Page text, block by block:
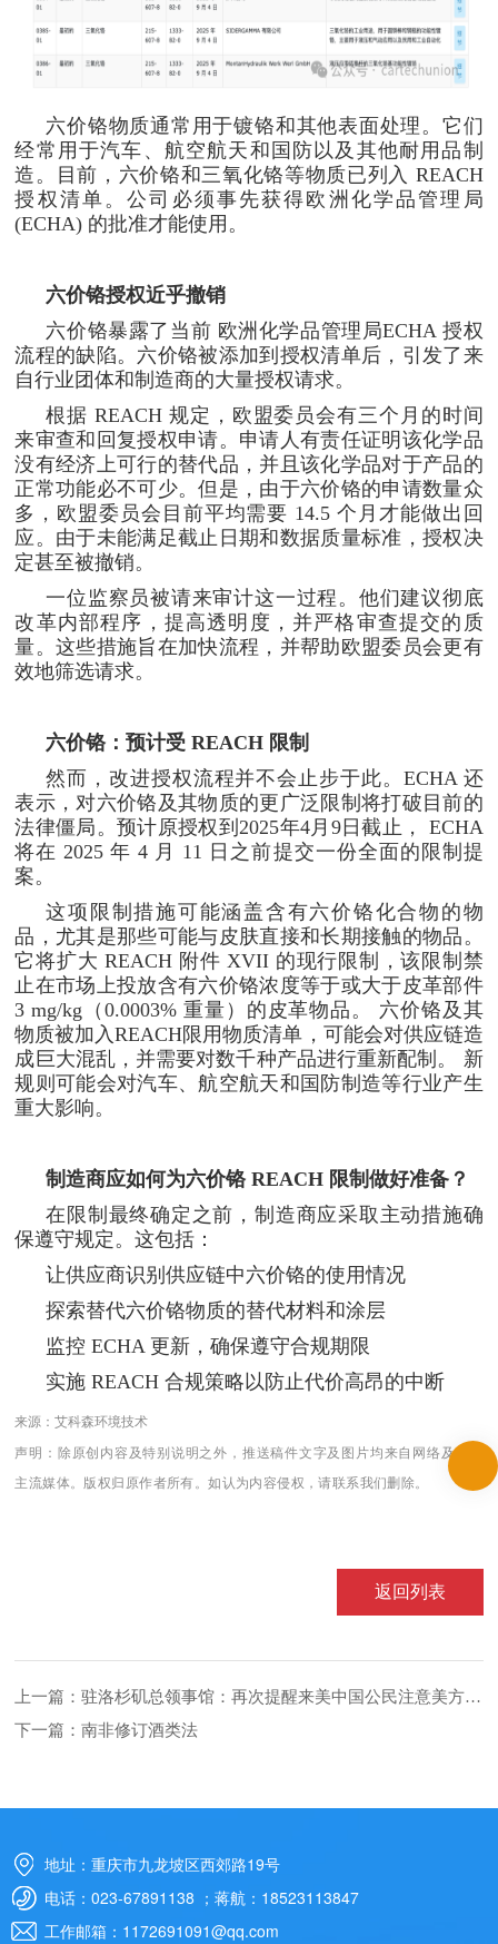
六价铬物质通常用于镀铬和其他表面处理。它们
经常用于汽车、航空航天和国防以及其他耐用品制
造。目前，六价铬和三氧化铬等物质已列入 REACH
授权清单。公司必须事先获得欧洲化学品管理局
(ECHA) 的批准才能使用。
六价铬授权近乎撤销
六价铬暴露了当前 欧洲化学品管理局ECHA 授权
流程的缺陷。六价铬被添加到授权清单后，引发了来
自行业团体和制造商的大量授权请求。
根据 REACH 规定，欧盟委员会有三个月的时间
来审查和回复授权申请。申请人有责任证明该化学品
没有经济上可行的替代品，并且该化学品对于产品的
正常功能必不可少。但是，由于六价铬的申请数量众
多，欧盟委员会目前平均需要 14.5 个月才能做出回
应。由于未能满足截止日期和数据质量标准，授权决
定甚至被撤销。
一位监察员被请来审计这一过程。他们建议彻底
改革内部程序，提高透明度，并严格审查提交的质
量。这些措施旨在加快流程，并帮助欧盟委员会更有
效地筛选请求。
六价铬：预计受 REACH 限制
然而，改进授权流程并不会止步于此。ECHA 还
表示，对六价铬及其物质的更广泛限制将打破目前的
法律僵局。预计原授权到2025年4月9日截止， ECHA
将在 2025 年 4 月 11 日之前提交一份全面的限制提
案。
这项限制措施可能涵盖含有六价铬化合物的物
品，尤其是那些可能与皮肤直接和长期接触的物品。
它将扩大 REACH 附件 XVII 的现行限制，该限制禁
止在市场上投放含有六价铬浓度等于或大于皮革部件
3 mg/kg（0.0003% 重量）的皮革物品。 六价铬及其
物质被加入REACH限用物质清单，可能会对供应链造
成巨大混乱，并需要对数千种产品进行重新配制。 新
规则可能会对汽车、航空航天和国防制造等行业产生
重大影响。
制造商应如何为六价铬 REACH 限制做好准备？
在限制最终确定之前，制造商应采取主动措施确
保遵守规定。这包括：
让供应商识别供应链中六价铬的使用情况
探索替代六价铬物质的替代材料和涂层
监控 ECHA 更新，确保遵守合规期限
实施 REACH 合规策略以防止代价高昂的中断
来源：艾科森环境技术
声明：除原创内容及特别说明之外，推送稿件文字及图片均来自网络及各大
主流媒体。版权归原作者所有。如认为内容侵权，请联系我们删除。
返回列表
上一篇：驻洛杉矶总领事馆：再次提醒来美中国公民注意美方入境有关要求
下一篇：南非修订酒类法
地址：重庆市九龙坡区西郊路19号
电话：023-67891138 ；蒋航：18523113847
工作邮箱：1172691091@qq.com